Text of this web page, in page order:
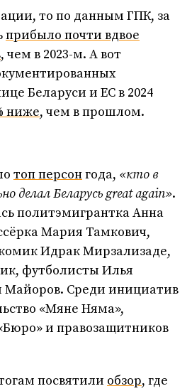
то по данным ГПК, за
прибыло почти вдвое
, чем в 2023-м. А вот
Беларуси и ЕС в 2024
ниже, чем в прошлом.
топ персонгода, «кто в
делал Беларусь great again».
политэмигрантка Анна
Мария Тамкович,
Идрак Мирзализаде,
футболисты Илья
Среди инициатив
«Мяне Няма»,
и правозащитников
посвятили обзор, где